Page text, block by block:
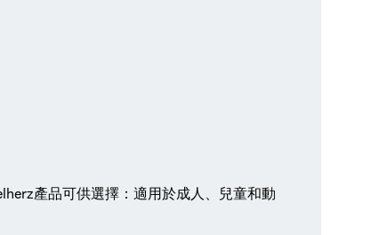
產品可供選擇：適用於成人、兒童和動